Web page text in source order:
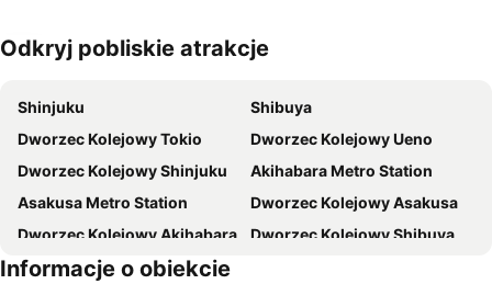
Powiększ mapę
Odkryj pobliskie atrakcje
Shinjuku
Shibuya
Dworzec Kolejowy Tokio
Dworzec Kolejowy Ueno
Dworzec Kolejowy Shinjuku
Akihabara Metro Station
Asakusa Metro Station
Dworzec Kolejowy Asakusa
Dworzec Kolejowy Akihabara
Dworzec Kolejowy Shibuya
Port lotniczy Tokio-Haneda
Informacje o obiekcie